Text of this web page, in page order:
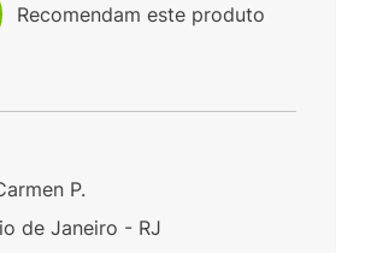
Recomendam este produto
P.
de Janeiro - RJ